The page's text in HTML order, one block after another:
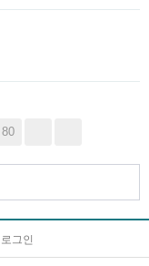
80
로그인